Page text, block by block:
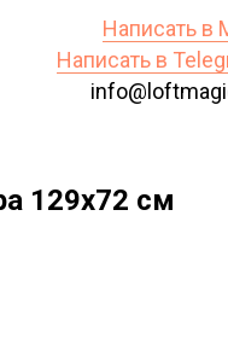
Написать в
Написать в
129х72 см